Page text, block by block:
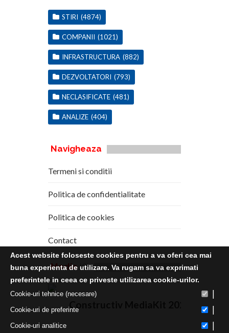
STIRI (4874)
COMPANII (1021)
INFRASTRUCTURA (882)
DEZVOLTATORI (793)
NECLASIFICATE (481)
ANALIZE (404)
Navigheaza
Termeni si conditii
Politica de confidentialitate
Politica de cookies
Contact
Media Kit
Constructiv MediaKit 2020
Acest website foloseste cookies pentru a va oferi cea mai
buna experienta de utilizare. Va rugam sa va exprimati
preferintele in ceea ce priveste utilizarea cookie-urilor.
Cookie-uri tehnice (necesare)
Cookie-uri de preferinte
Cookie-uri analitice